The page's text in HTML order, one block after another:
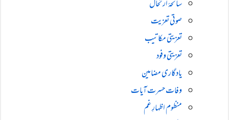
سانحۂ ارتحال
صوتی تعزیت
تعزیتی مکاتیب
تعزیتی وفود
یادگاری مضامین
وفات حسرت آیات
منظوم اظہارِ غم